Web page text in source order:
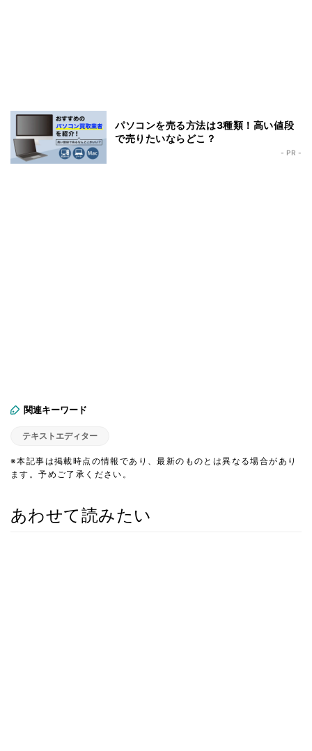
パソコンを売る方法は3種類！高い値段
で売りたいならどこ？
- PR -
関連キーワード
テキストエディター
※本記事は掲載時点の情報であり、最新のものとは異なる場合があり
ます。予めご了承ください。
あわせて読みたい